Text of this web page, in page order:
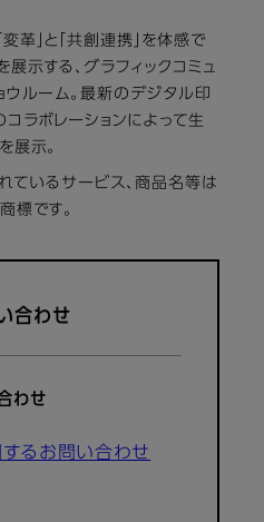
革」と「共創連携」を体感で
示する、グラフィックコミュ
ウルーム。最新のデジタル印
ラボレーションによって生
展示。
ているサービス、商品名等は
標です。
合わせ
わせ
するお問い合わせ